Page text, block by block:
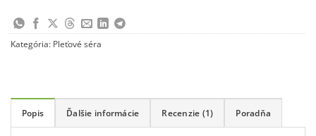
waitlist
for
this
Kategória: Pleťové séra
Popis Ďalšie informácie Recenzie (1) Poradňa